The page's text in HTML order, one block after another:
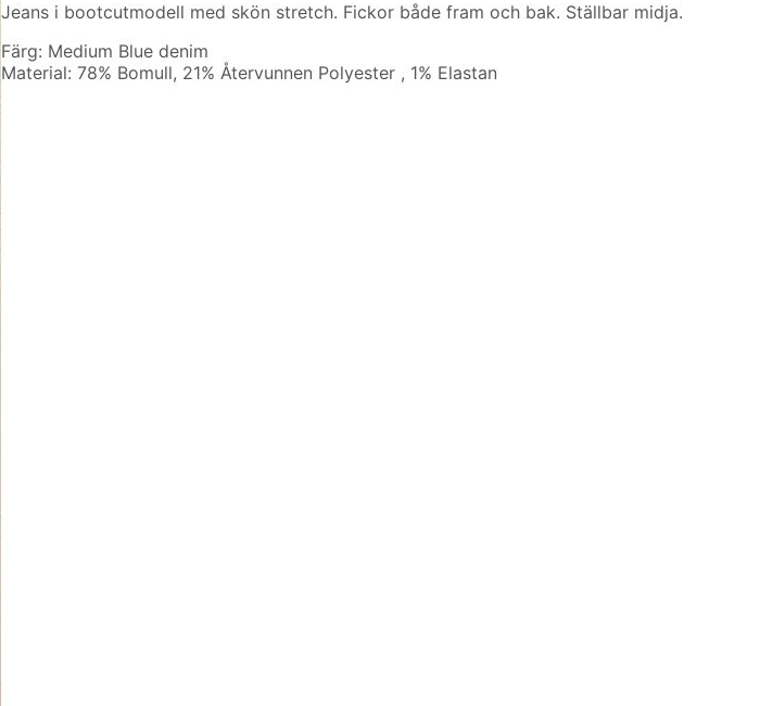
Jeans i bootcutmodell med skön stretch. Fickor både fram och bak. Ställbar midja.
Färg: Medium Blue denim
Material: 78% Bomull, 21% Återvunnen Polyester , 1% Elastan